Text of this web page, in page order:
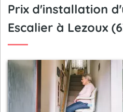
Prix d'installation
Escalier à Lezoux